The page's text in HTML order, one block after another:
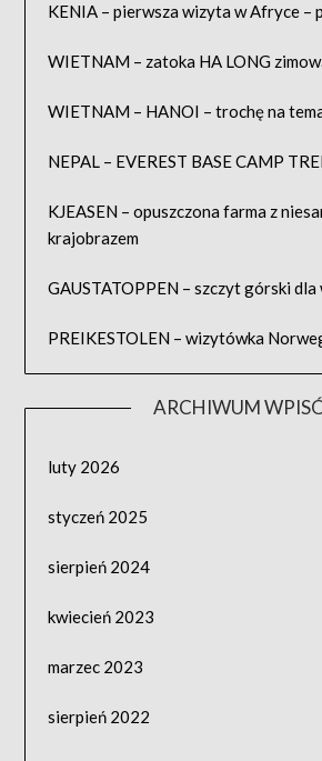
KENIA – pierwsza wizyta w Afryce –
WIETNAM – zatoka HA LONG
WIETNAM – HANOI – trochę na
NEPAL – EVEREST BASE CAMP
KJEASEN – opuszczona farma z
krajobrazem
GAUSTATOPPEN – szczyt górski dla
PREIKESTOLEN – wizytówka
ARCHIWUM
luty 2026
styczeń 2025
sierpień 2024
kwiecień 2023
marzec 2023
sierpień 2022